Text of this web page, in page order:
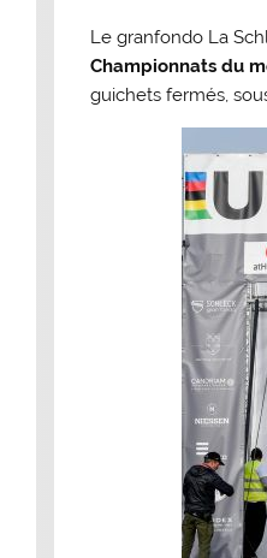
Le granfondo La
Championnats du
guichets fermés,